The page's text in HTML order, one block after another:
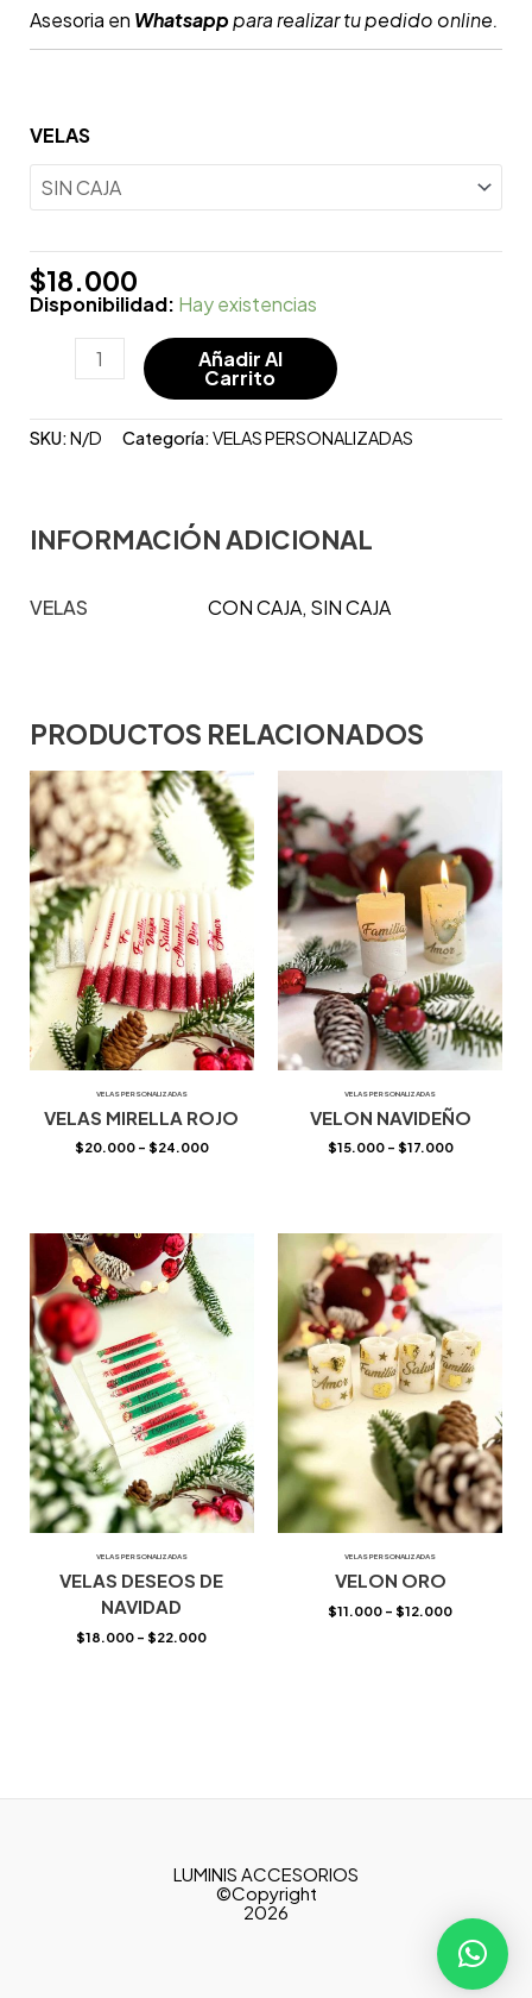
Asesoria en Whatsapppara realizar tu pedido online.
VELAS
$18.000
Disponibilidad: Hay existencias
Añadir Al
Carrito
SKU:N/D Categoría:VELAS PERSONALIZADAS
INFORMACIÓN ADICIONAL
VELAS CON CAJA, SIN CAJA
PRODUCTOS RELACIONADOS
VELAS PERSONALIZADAS
VELAS MIRELLA ROJO
$20.000– $24.000
VELAS PERSONALIZADAS
VELON NAVIDEÑO
$15.000– $17.000
VELAS PERSONALIZADAS
VELAS DESEOS DE
NAVIDAD
$18.000 – $22.000
VELAS PERSONALIZADAS
VELON ORO
$11.000 – $12.000
LUMINIS ACCESORIOS
©Copyright
2026